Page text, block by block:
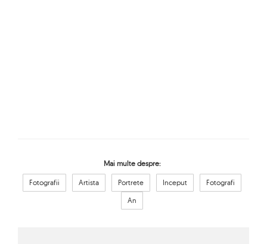
Mai multe despre:
Fotografii Artista Portrete Inceput
Fotografi
An